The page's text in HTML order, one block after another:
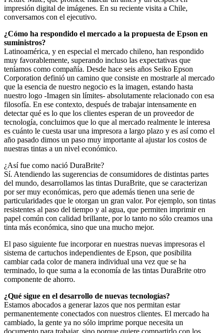
impresión digital de imágenes. En su reciente visita a Chile,
conversamos con el ejecutivo.
¿Cómo ha respondido el mercado a la propuesta de Epson en
suministros?
Latinoamérica, y en especial el mercado chileno, han respondido
muy favorablemente, superando incluso las expectativas que
teníamos como compañía. Desde hace seis años Seiko Epson
Corporation definió un camino que consiste en mostrarle al mercado
que la esencia de nuestro negocio es la imagen, estando hasta
nuestro logo -Imagen sin límites- absolutamente relacionado con esa
filosofía. En ese contexto, después de trabajar intensamente en
detectar qué es lo que los clientes esperan de un proveedor de
tecnología, concluimos que lo que al mercado realmente le interesa
es cuánto le cuesta usar una impresora a largo plazo y es así como el
año pasado dimos un paso muy importante al ajustar los costos de
nuestras tintas a un nivel económico.
¿Así fue como nació DuraBrite?
Sí. Atendiendo las sugerencias de consumidores de distintas partes
del mundo, desarrollamos las tintas DuraBrite, que se caracterizan
por ser muy económicas, pero que además tienen una serie de
particularidades que le otorgan un gran valor. Por ejemplo, son tintas
resistentes al paso del tiempo y al agua, que permiten imprimir en
papel común con calidad brillante, por lo tanto no sólo creamos una
tinta más económica, sino que una mucho mejor.
El paso siguiente fue incorporar en nuestras nuevas impresoras el
sistema de cartuchos independientes de Epson, que posibilita
cambiar cada color de manera individual una vez que se ha
terminado, lo que suma a la economía de las tintas DuraBrite otro
componente de ahorro.
¿Qué sigue en el desarrollo de nuevas tecnologías?
Estamos abocados a generar lazos que nos permitan estar
permanentemente conectados con nuestros clientes. El mercado ha
cambiado, la gente ya no sólo imprime porque necesita un
documento para trabajar, sino porque quiere compartirlo con los